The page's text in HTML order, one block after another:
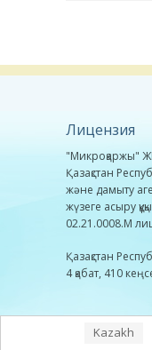
Лицензия
"Микроқаржы"
Қазақстан
және дамыту
жүзеге асыру
02.21.0008.М
Қазақстан
4 қабат, 410
Kazakh